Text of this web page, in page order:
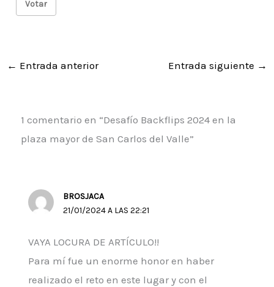
Votar
← Entrada anterior Entrada siguiente →
1 comentario en “Desafío Backflips 2024 en la
plaza mayor de San Carlos del Valle”
BROSJACA
21/01/2024 A LAS 22:21
VAYA LOCURA DE ARTÍCULO!!
Para mí fue un enorme honor en haber
realizado el reto en este lugar y con el